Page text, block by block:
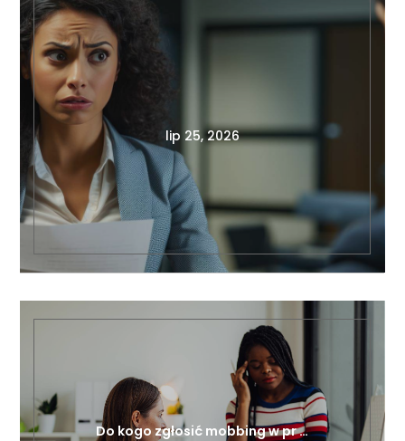
lip 25, 2026
Do kogo zgłosić mobbing w pr …